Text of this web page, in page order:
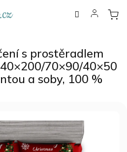
s prostěradlem
70×90/40×50
a soby, 100 %